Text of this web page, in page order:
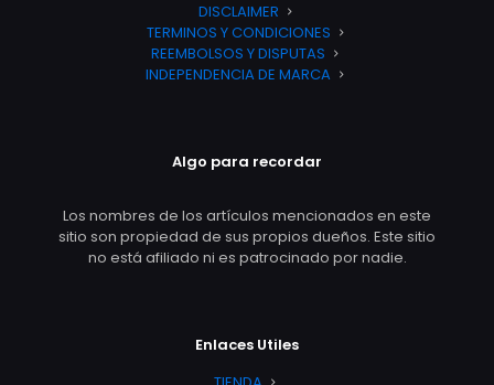
DISCLAIMER
TERMINOS Y CONDICIONES
REEMBOLSOS Y DISPUTAS
INDEPENDENCIA DE MARCA
Algo para recordar
Los nombres de los artículos mencionados en este
sitio son propiedad de sus propios dueños. Este sitio
no está afiliado ni es patrocinado por nadie.
Enlaces Utiles